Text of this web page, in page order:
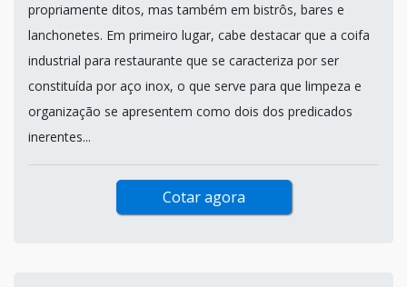
propriamente ditos, mas também em bistrôs, bares e
lanchonetes. Em primeiro lugar, cabe destacar que a coifa
industrial para restaurante que se caracteriza por ser
constituída por aço inox, o que serve para que limpeza e
organização se apresentem como dois dos predicados
inerentes...
Cotar agora